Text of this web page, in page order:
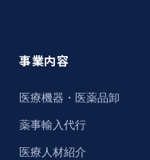
事業内容
医療機器・医薬品卸
薬事輸入代行
医療人材紹介